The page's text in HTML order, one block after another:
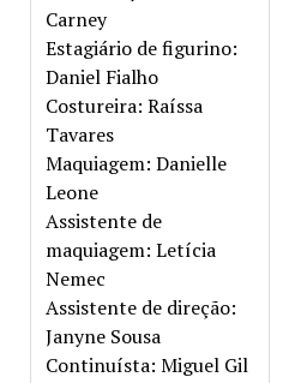
Carney
Estagiário de figurino:
Daniel Fialho
Costureira: Raíssa
Tavares
Maquiagem: Danielle
Leone
Assistente de
maquiagem: Letícia
Nemec
Assistente de direção:
Janyne Sousa
Continuísta: Miguel Gil